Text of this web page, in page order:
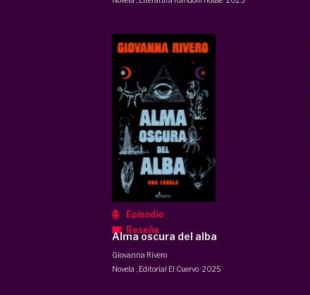
Episodio
Reseña
Alma oscura del alba
Giovanna Rivero
Novela
Editorial El Cuervo·2025